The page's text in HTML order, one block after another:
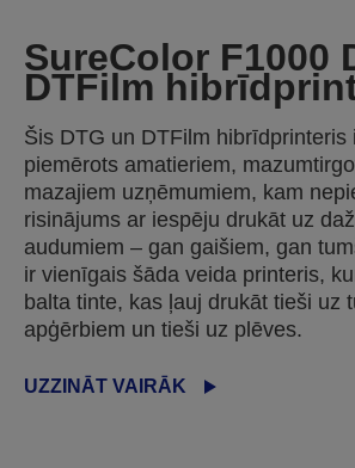
SureColor F1000
DTFilm
Šis DTG un DTFilm hibrīdprinteris
piemērots amatieriem,
mazajiem uzņēmumiem, kam
risinājums ar iespēju drukāt uz
audumiem – gan gaišiem, gan
ir vienīgais šāda veida printeris,
balta tinte, kas ļauj drukāt tieši uz
apģērbiem un tieši uz plēves.
UZZINĀT VAIRĀK